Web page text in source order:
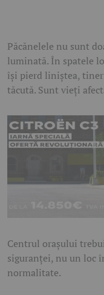
Păcănelele nu sunt
luminată. În spatele
își pierd liniștea,
tăcută. Sunt vieți
Centrul orașului
siguranței, nu un loc
normalitate.